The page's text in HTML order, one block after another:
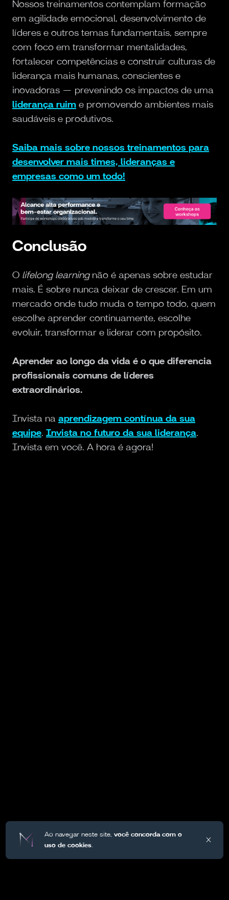
Nossos treinamentos contemplam formação
em agilidade emocional, desenvolvimento de
líderes e outros temas fundamentais, sempre
com foco em transformar mentalidades,
fortalecer competências e construir culturas de
liderança mais humanas, conscientes e
inovadoras — prevenindo os impactos de uma
liderança ruim e promovendo ambientes mais
saudáveis e produtivos.
Saiba mais sobre nossos treinamentos para
desenvolver mais times, lideranças e
empresas como um todo!
Conclusão
O lifelong learningnão é apenas sobre estudar
mais. É sobre nunca deixar de crescer. Em um
mercado onde tudo muda o tempo todo, quem
escolhe aprender continuamente, escolhe
evoluir, transformar e liderar com propósito.
Aprender ao longo da vida é o que diferencia
profissionais comuns de líderes
extraordinários.
Invista na aprendizagem contínua da sua
equipe. Invista no futuro da sua liderança.
Invista em você. A hora é agora!
Ao navegar neste site,você concorda com o
uso de cookies.
X